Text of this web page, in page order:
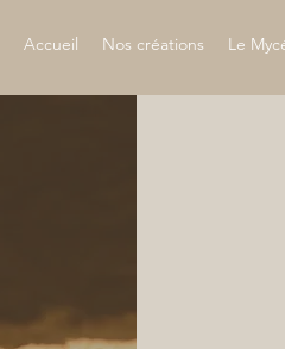
Accueil Nos créations Le